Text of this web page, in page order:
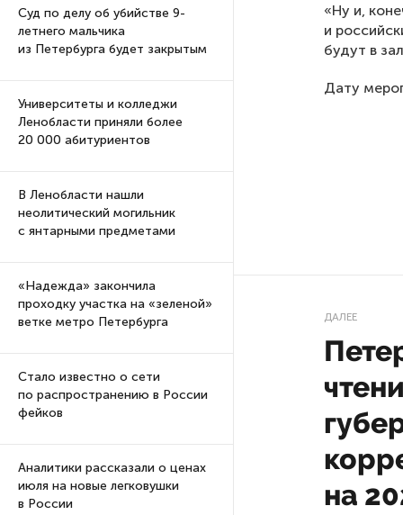
Суд по делу об убийстве 9-
летнего мальчика
из Петербурга будет закрытым
Университеты и колледжи
Ленобласти приняли более
20 000 абитуриентов
В Ленобласти нашли
неолитический могильник
с янтарными предметами
«Надежда» закончила
проходку участка на «зеленой»
ветке метро Петербурга
Стало известно о сети
по распространению в России
фейков
Аналитики рассказали о ценах
июля на новые легковушки
в России
«Ну и,
и
будут в
Дату
ДАЛЕЕ
на